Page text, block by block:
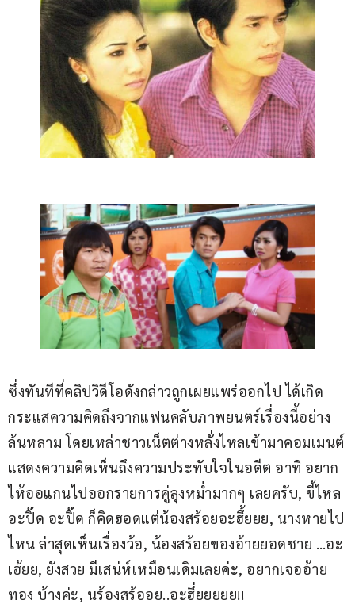
ซึ่งทันทีที่คลิปวิดีโอดังกล่าวถูกเผยแพร่ออกไป ได้เกิด
กระแสความคิดถึงจากแฟนคลับภาพยนตร์เรื่องนี้อย่าง
ล้นหลาม โดยเหล่าชาวเน็ตต่างหลั่งไหลเข้ามาคอมเมนต์
แสดงความคิดเห็นถึงความประทับใจในอดีต อาทิ อยาก
ไห้ออแกนไปออกรายการคู่ลุงหม่ำมากๆ เลยครับ, ขี้ไหล
อะปิ๊ด อะปิ๊ด ก็คิดฮอดแต่น้องสร้อยอะฮึ้ยยย, นางหายไป
ไหน ล่าสุดเห็นเรื่องว้อ, น้องสร้อยของอ้ายยอดชาย …อะ
เฮ้ยย, ยังสวย มีเสน่ห์เหมือนเดิมเลยค่ะ, อยากเจออ้าย
ทอง บ้างค่ะ, นร้องสร้ออย..อะฮึ่ยยยยย!!